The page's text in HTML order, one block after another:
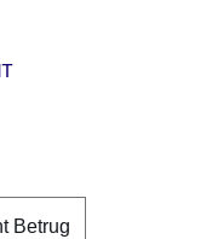
zum Kopf der
zum Inhalt
zum Fuß der
Betrug